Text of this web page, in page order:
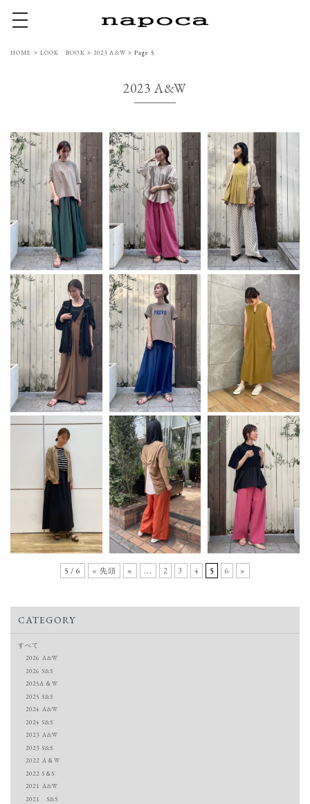
toggle navigation
HOME > LOOK BOOK > 2023 A&W >Page 5
2023 A&W
5 / 6 « 先頭 « ... 2 3 4 5 6 »
CATEGORY
すべて
2026 A&W
2026 S&S
2025A＆W
2025 S&S
2024 A&W
2024 S&S
2023 A&W
2023 S&S
2022 A＆W
2022 S＆S
2021 A&W
2021 S&S